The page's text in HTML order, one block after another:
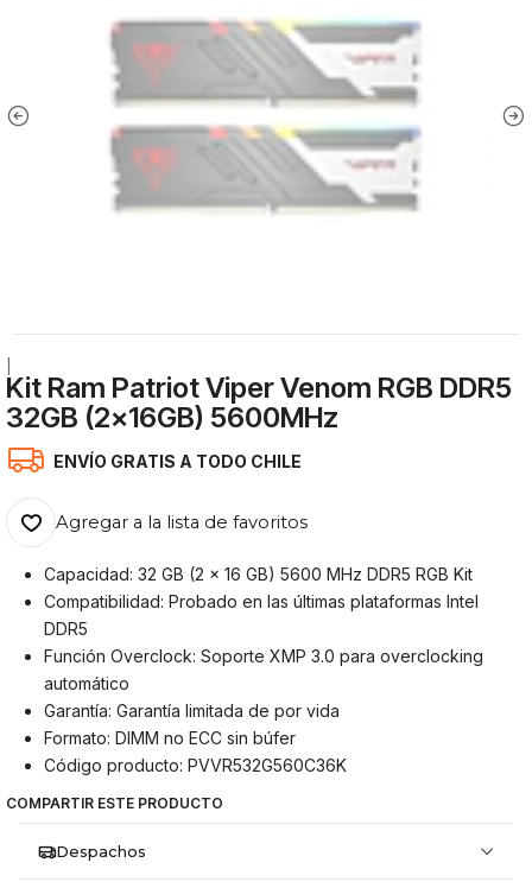
Kit Ram Patriot Viper Venom RGB DDR5
32GB (2x16GB) 5600MHz
ENVÍO GRATIS A TODO CHILE
Agregar a la lista de favoritos
Capacidad: 32 GB (2 x 16 GB) 5600 MHz DDR5 RGB Kit
Compatibilidad: Probado en las últimas plataformas Intel
DDR5
Función Overclock: Soporte XMP 3.0 para overclocking
automático
Garantía: Garantía limitada de por vida
Formato: DIMM no ECC sin búfer
Código producto: PVVR532G560C36K
COMPARTIR ESTE PRODUCTO
Despachos